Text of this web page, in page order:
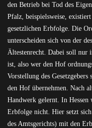
den Betrieb bei Tod des
Pfalz, beispielsweise,
gesetzlichen Erbfolge. Die
unterscheiden sich von der
Ältestenrecht. Dabei soll nur
ist, also wer den Hof
Vorstellung des
den Hof übernehmen. Nach
Handwerk gelernt. In Hessen
Erbfolge nicht. Hier setzt
des Amtsgerichts) mit den